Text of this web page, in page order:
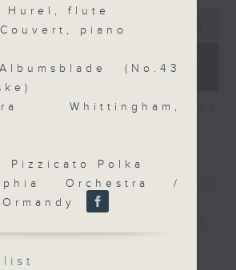
Pieces for Piano, op.58
Sonata (from k347 And
Hurel, flute
piano
(No.43
Whittingham,
Pizzicato Polka
Orchestra /